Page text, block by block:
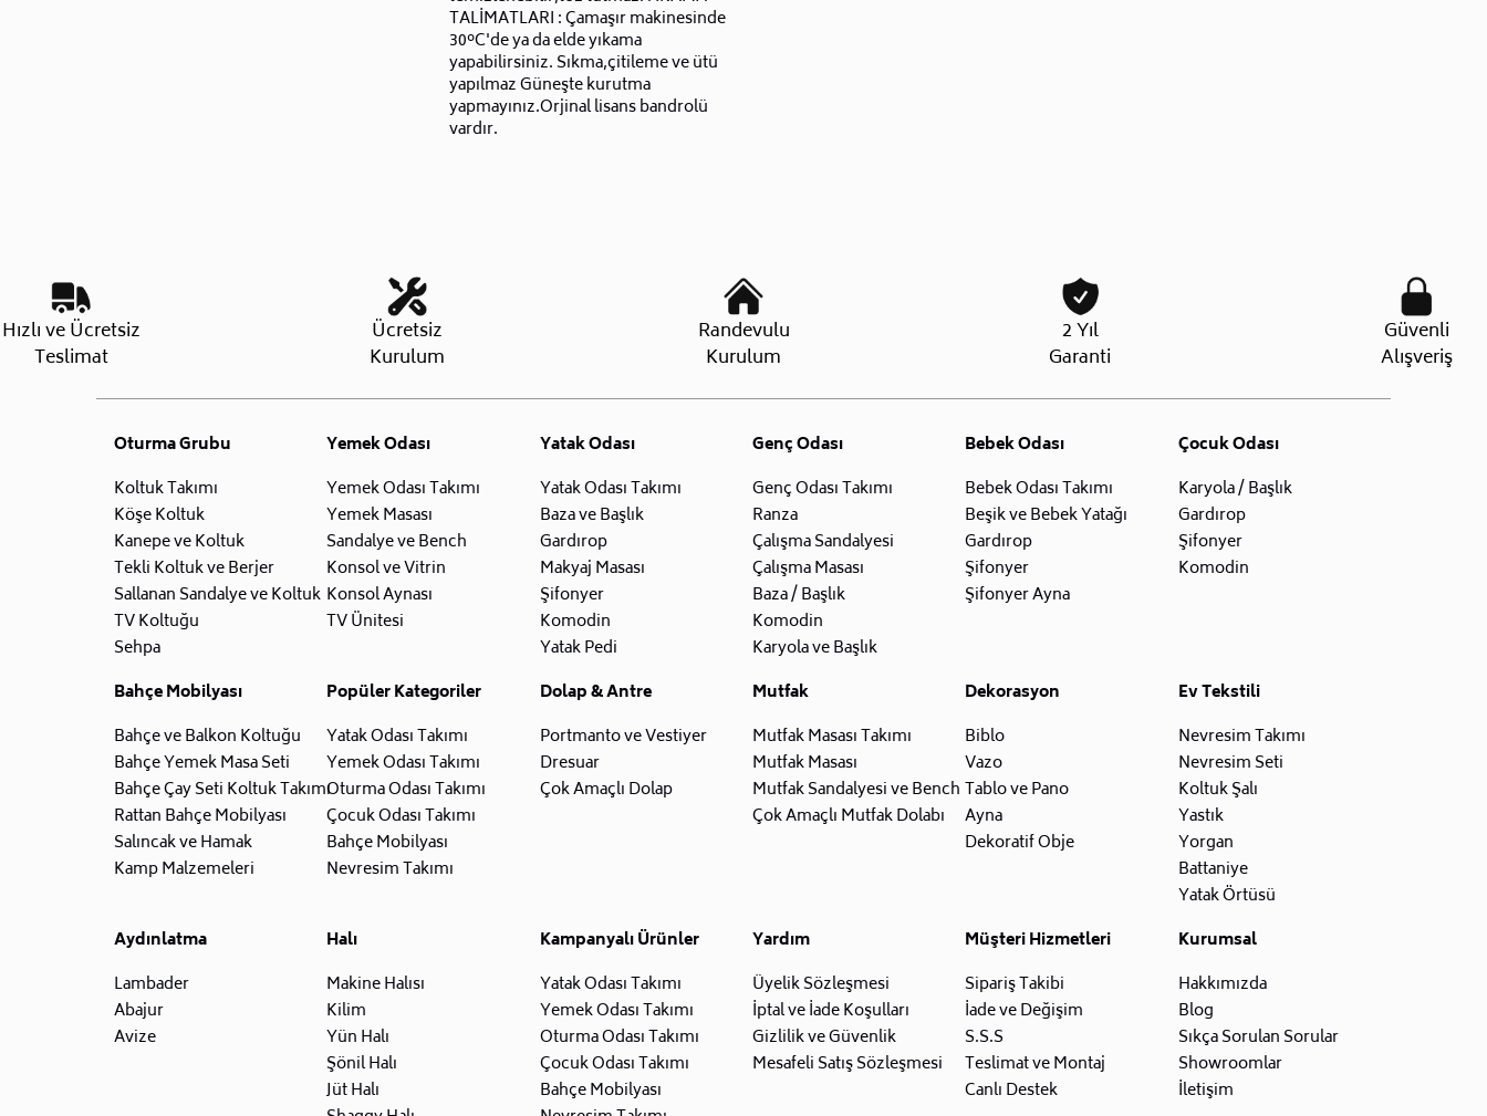
TALİMATLARI : Çamaşır makinesinde
30ºC'de ya da elde yıkama
yapabilirsiniz. Sıkma,çitileme ve ütü
yapılmaz Güneşte kurutma
yapmayınız.Orjinal lisans bandrolü
vardır.
Hızlı ve Ücretsiz
Teslimat
Ücretsiz
Kurulum
Randevulu
Kurulum
2 Yıl
Garanti
Güvenli
Alışveriş
Oturma Grubu
Koltuk Takımı
Köşe Koltuk
Kanepe ve Koltuk
Tekli Koltuk ve Berjer
Sallanan Sandalye ve Koltuk
TV Koltuğu
Sehpa
Yemek Odası
Yemek Odası Takımı
Yemek Masası
Sandalye ve Bench
Konsol ve Vitrin
Konsol Aynası
TV Ünitesi
Yatak Odası
Yatak Odası Takımı
Baza ve Başlık
Gardırop
Makyaj Masası
Şifonyer
Komodin
Yatak Pedi
Genç Odası
Genç Odası Takımı
Ranza
Çalışma Sandalyesi
Çalışma Masası
Baza / Başlık
Komodin
Karyola ve Başlık
Bebek Odası
Bebek Odası Takımı
Beşik ve Bebek Yatağı
Gardırop
Şifonyer
Şifonyer Ayna
Çocuk Odası
Karyola / Başlık
Gardırop
Şifonyer
Komodin
Bahçe Mobilyası
Bahçe ve Balkon Koltuğu
Bahçe Yemek Masa Seti
Bahçe Çay Seti Koltuk Takımı
Rattan Bahçe Mobilyası
Salıncak ve Hamak
Kamp Malzemeleri
Popüler Kategoriler
Yatak Odası Takımı
Yemek Odası Takımı
Oturma Odası Takımı
Çocuk Odası Takımı
Bahçe Mobilyası
Nevresim Takımı
Dolap & Antre
Portmanto ve Vestiyer
Dresuar
Çok Amaçlı Dolap
Mutfak
Mutfak Masası Takımı
Mutfak Masası
Mutfak Sandalyesi ve Bench
Çok Amaçlı Mutfak Dolabı
Dekorasyon
Biblo
Vazo
Tablo ve Pano
Ayna
Dekoratif Obje
Ev Tekstili
Nevresim Takımı
Nevresim Seti
Koltuk Şalı
Yastık
Yorgan
Battaniye
Yatak Örtüsü
Aydınlatma
Lambader
Abajur
Avize
Halı
Makine Halısı
Kilim
Yün Halı
Şönil Halı
Jüt Halı
Kampanyalı Ürünler
Yatak Odası Takımı
Yemek Odası Takımı
Oturma Odası Takımı
Çocuk Odası Takımı
Bahçe Mobilyası
Yardım
Üyelik Sözleşmesi
İptal ve İade Koşulları
Gizlilik ve Güvenlik
Mesafeli Satış Sözleşmesi
Müşteri Hizmetleri
Sipariş Takibi
İade ve Değişim
S.S.S
Teslimat ve Montaj
Canlı Destek
Kurumsal
Hakkımızda
Blog
Sıkça Sorulan Sorular
Showroomlar
İletişim